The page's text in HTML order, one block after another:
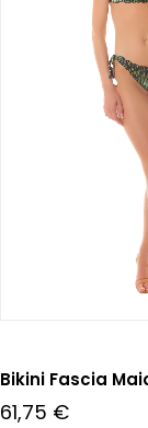
Bikini Fascia
61,75 €